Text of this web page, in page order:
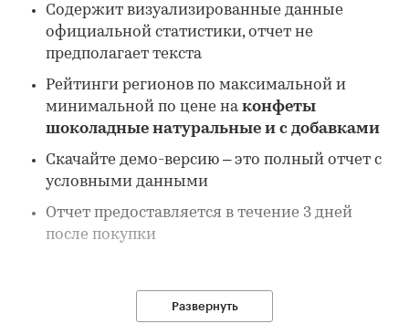
Содержит визуализированные данные
официальной статистики, отчет не
предполагает текста
Рейтинги регионов по максимальной и
минимальной по цене наконфеты
шоколадные натуральные и с добавками
Скачайте демо-версию – это полный отчет с
условными данными
Отчет предоставляется в течение 3 дней
после покупки
Развернуть